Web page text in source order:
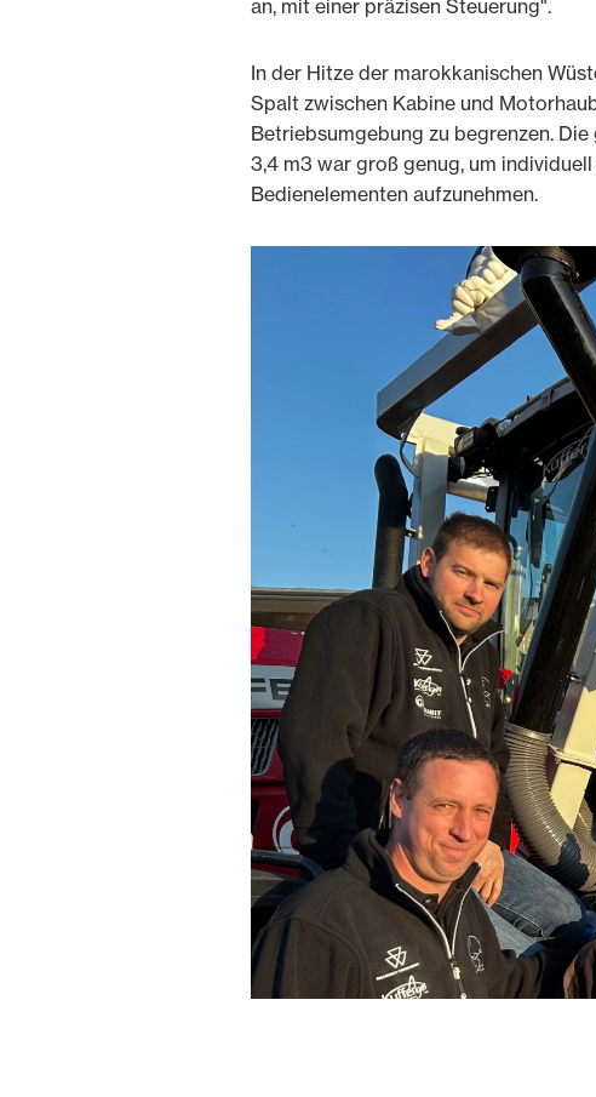
an, mit einer präzisen Steuerung".
In der Hitze der marokkanischen
Spalt zwischen Kabine und
Betriebsumgebung zu begrenzen.
3,4 m3 war groß genug, um
Bedienelementen aufzunehmen.